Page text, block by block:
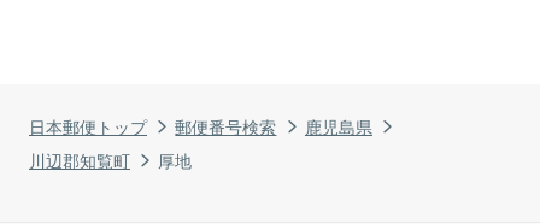
日本郵便トップ 郵便番号検索
鹿児島県
川辺郡知覧町
厚地